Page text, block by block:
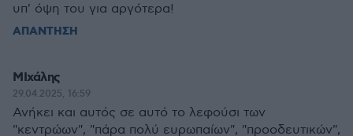
υπ' όψη του για αργότερα!
ΑΠΑΝΤΗΣΗ
ΜΙχάλης
29.04.2025, 16:59
Ανήκει και αυτός σε αυτό το λεφούσι των
"κεντρώων", "πάρα πολύ ευρωπαίων", "προοδευτικών",